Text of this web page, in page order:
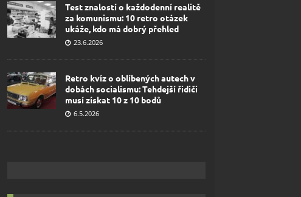
Test znalostí o každodenní realitě
za komunismu: 10 retro otázek
ukáže, kdo má dobrý přehled
23.6.2026
Retro kvíz o oblíbených autech v
dobách socialismu: Tehdejší řidiči
musí získat 10 z 10 bodů
6.5.2026